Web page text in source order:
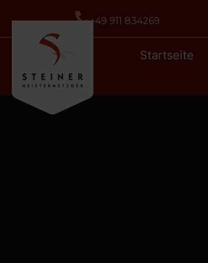
+49 911 834269
Startseite